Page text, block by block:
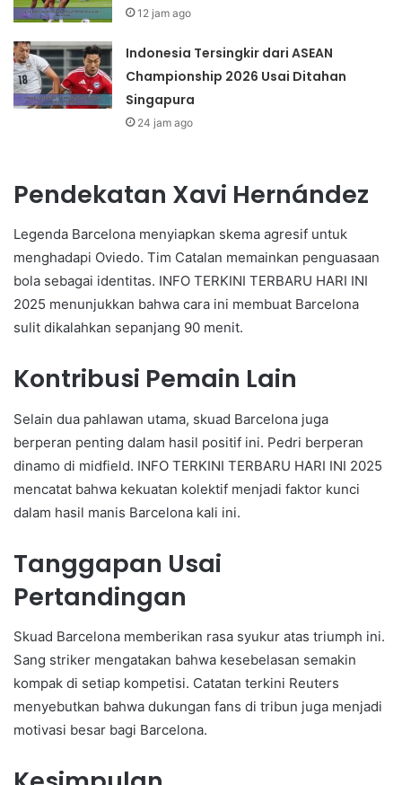
12 jam ago
Indonesia Tersingkir dari ASEAN
Championship 2026 Usai Ditahan
Singapura
24 jam ago
Pendekatan Xavi Hernández
Legenda Barcelona menyiapkan skema agresif untuk
menghadapi Oviedo. Tim Catalan memainkan penguasaan
bola sebagai identitas. INFO TERKINI TERBARU HARI INI
2025 menunjukkan bahwa cara ini membuat Barcelona
sulit dikalahkan sepanjang 90 menit.
Kontribusi Pemain Lain
Selain dua pahlawan utama, skuad Barcelona juga
berperan penting dalam hasil positif ini. Pedri berperan
dinamo di midfield. INFO TERKINI TERBARU HARI INI 2025
mencatat bahwa kekuatan kolektif menjadi faktor kunci
dalam hasil manis Barcelona kali ini.
Tanggapan Usai
Pertandingan
Skuad Barcelona memberikan rasa syukur atas triumph ini.
Sang striker mengatakan bahwa kesebelasan semakin
kompak di setiap kompetisi. Catatan terkini Reuters
menyebutkan bahwa dukungan fans di tribun juga menjadi
motivasi besar bagi Barcelona.